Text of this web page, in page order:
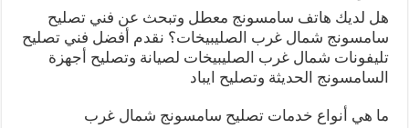
هل لديك هاتف سامسونج معطل وتبحث عن فني تصليح
سامسونج شمال غرب الصليبيخات؟ نقدم أفضل فني تصليح
تليفونات شمال غرب الصليبيخات لصيانة وتصليح أجهزة
السامسونج الحديثة وتصليح ايباد
ما هي أنواع خدمات تصليح سامسونج شمال غرب